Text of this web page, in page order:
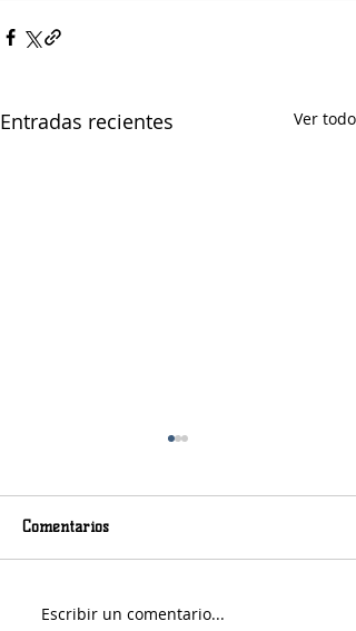
Entradas recientes Ver todo
Fernando Rekers será el
Comentarios
Escribir un comentario...